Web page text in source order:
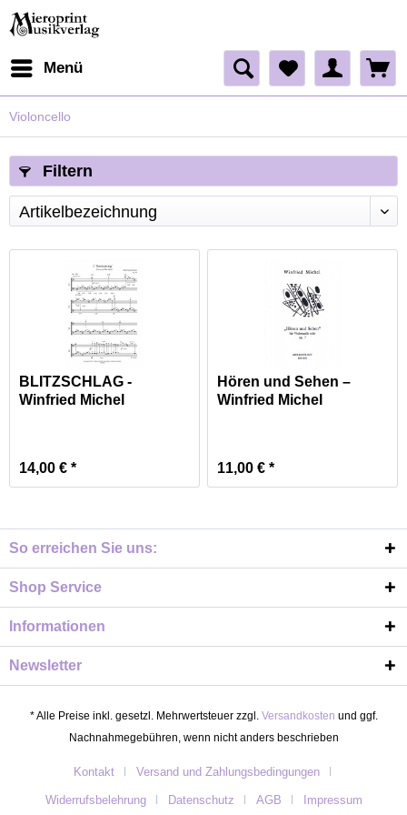
Menü
Violoncello
Filtern
BLITZSCHLAG -
Winfried Michel
14,00 € *
Hören und Sehen –
Winfried Michel
11,00 € *
So erreichen Sie uns:
Shop Service
Informationen
Newsletter
* Alle Preise inkl. gesetzl. Mehrwertsteuer zzgl. Versandkosten und ggf.
Nachnahmegebühren, wenn nicht anders beschrieben
Kontakt Versand und Zahlungsbedingungen
Widerrufsbelehrung Datenschutz AGB
Impressum